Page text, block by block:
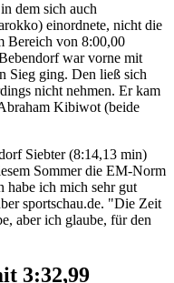
dem sich auch
einordnete, nicht die
Bereich von 8:00,00
war vorne mit
Sieg ging. Den ließ sich
nicht nehmen. Er kam
Kibiwot (beide
Siebter (8:14,13 min)
Sommer die EM-Norm
habe ich mich sehr gut
sportschau.de. "Die Zeit
aber ich glaube, für den
3:32,99